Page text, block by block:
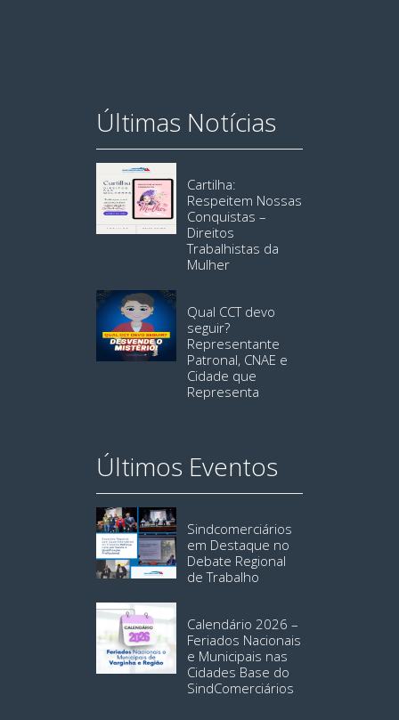
Últimas Notícias
Cartilha:
Respeitem Nossas
Conquistas –
Direitos
Trabalhistas da
Mulher
Qual CCT devo
seguir?
Representante
Patronal, CNAE e
Cidade que
Representa
Últimos Eventos
Sindcomerciários
em Destaque no
Debate Regional
de Trabalho
Calendário 2026 –
Feriados Nacionais
e Municipais nas
Cidades Base do
SindComerciários